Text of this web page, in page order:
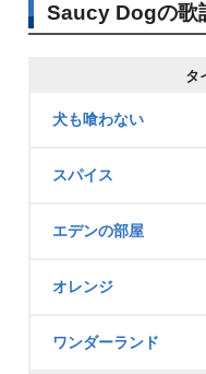
Saucy Dogの歌
タ
犬も喰わない
スパイス
エデンの部屋
オレンジ
ワンダーランド